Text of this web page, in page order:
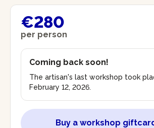
€280
per person
Coming back soon!
The artisan's last workshop took
February 12, 2026.
Buy a workshop